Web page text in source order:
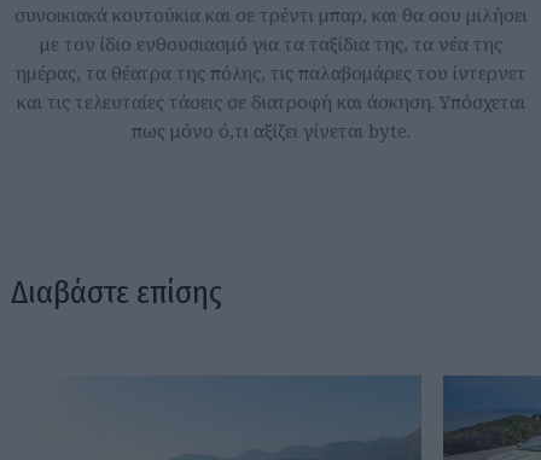
συνοικιακά κουτούκια και σε τρέντι μπαρ, και θα σου μιλήσει
με τον ίδιο ενθουσιασμό για τα ταξίδια της, τα νέα της
ημέρας, τα θέατρα της πόλης, τις παλαβομάρες του ίντερνετ
και τις τελευταίες τάσεις σε διατροφή και άσκηση. Υπόσχεται
πως μόνο ό,τι αξίζει γίνεται byte.
Διαβάστε επίσης